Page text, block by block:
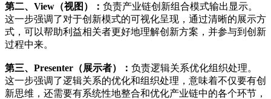
第二、View（视图）： 负责产业链创新组合模式输出显示。
这一步强调了对于创新模式的可视化呈现，通过清晰的展示方
式，可以帮助利益相关者更好地理解创新方案，并参与到创新
过程中来。
第三、Presenter（展示者）： 负责逻辑关系优化组织处理。
这一步强调了逻辑关系的优化和组织处理，意味着不仅要有创
新思维，还需要有系统性地整合和优化产业链中的各个环节，